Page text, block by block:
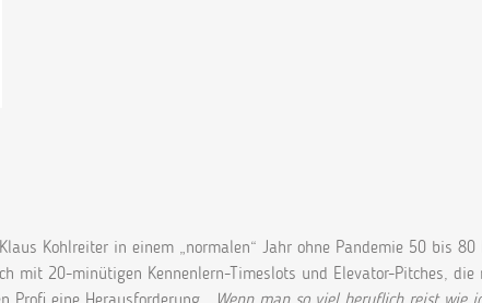
Kohlreiter in einem „normalen“ Jahr ohne Pandemie 50 bis 80
mit 20-minütigen Kennenlern-Timeslots und Elevator-Pitches,